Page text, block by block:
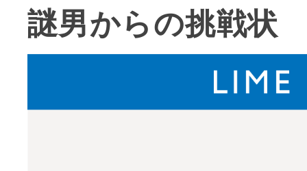
謎男からの挑戦状